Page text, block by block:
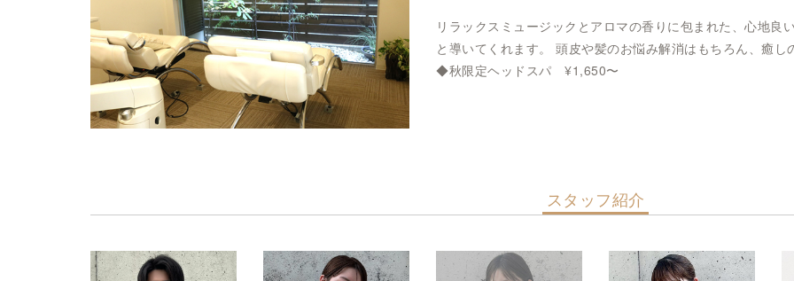
リラックスミュージックとアロマの香りに包まれた、心地
と導いてくれます。 頭皮や髪のお悩み解消はもちろん、癒
◆秋限定ヘッドスパ ¥1,650〜
スタッフ紹介